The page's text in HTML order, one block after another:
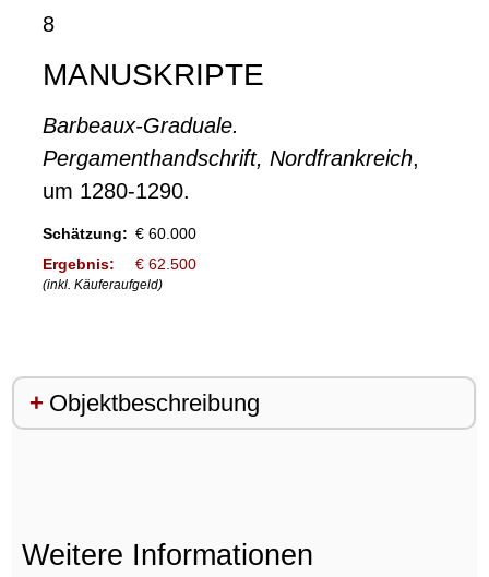
8
MANUSKRIPTE
Barbeaux-Graduale.
Pergamenthandschrift, Nordfrankreich,
um 1280-1290.
Schätzung: € 60.000
Ergebnis:
€ 62.500
(inkl. Käuferaufgeld)
Objektbeschreibung
Weitere Informationen